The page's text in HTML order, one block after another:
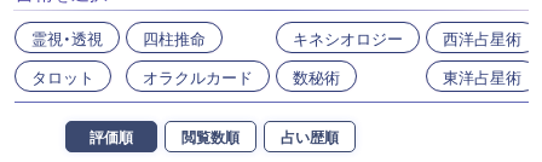
霊視・透視
タロット
四柱推命
オラクルカード
キネシオロジー
数秘術
西洋占星術
東洋占星術
評価順 閲覧数順 占い歴順